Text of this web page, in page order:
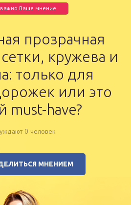
Ваше мнение
прозрачная
кружева и
только для
или это
must-have?
0 человек
МНЕНИЕМ